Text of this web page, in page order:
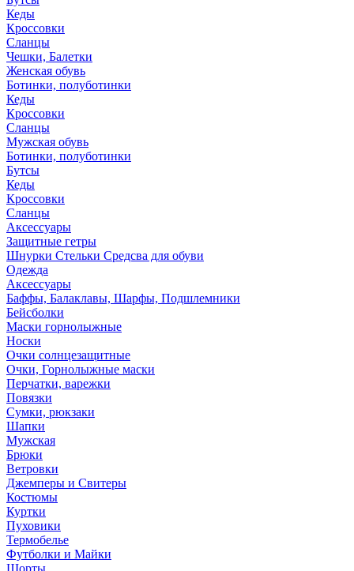
Кеды
Кроссовки
Сланцы
Чешки, Балетки
Женская обувь
Ботинки, полуботинки
Кеды
Кроссовки
Сланцы
Мужская обувь
Ботинки, полуботинки
Бутсы
Кеды
Кроссовки
Сланцы
Аксессуары
Защитные гетры
Шнурки Стельки Средсва для обуви
Одежда
Аксессуары
Баффы, Балаклавы, Шарфы, Подшлемники
Бейсболки
Маски горнолыжные
Носки
Очки солнцезащитные
Очки, Горнолыжные маски
Перчатки, варежки
Повязки
Сумки, рюкзаки
Шапки
Мужская
Брюки
Ветровки
Джемперы и Свитеры
Костюмы
Куртки
Пуховики
Термобелье
Футболки и Майки
Шорты